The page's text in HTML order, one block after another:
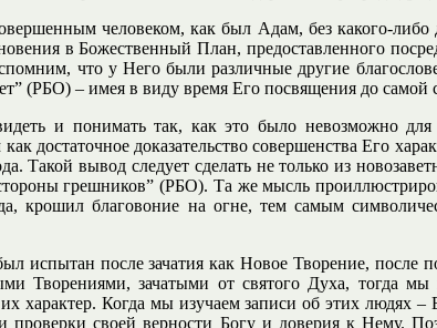
человеком, как был Адам, без какого-либо
в Божественный План, предоставленного
что у Него были различные другие
(РБО) – имея в виду время Его посвящения до самой
и понимать так, как это было невозможно
достаточное доказательство совершенства Его
Такой вывод следует сделать не только из
грешников” (РБО). Та же мысль
крошил благовоние на огне, тем самым
испытан после зачатия как Новое Творение,
Творениями, зачатыми от святого Духа, тогда
их характер. Когда мы изучаем записи об этих
своей верности Богу и доверия к Нему.